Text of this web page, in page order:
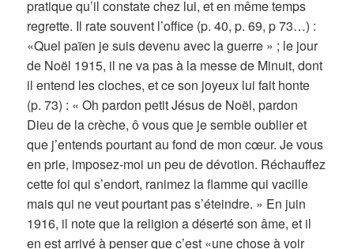
pratique qu’il constate chez lui, et en même temps
regrette. Il rate souvent l’office (p. 40, p. 69, p 73…) :
«Quel païen je suis devenu avec la guerre » ; le jour
de Noël 1915, il ne va pas à la messe de Minuit, dont
il entend les cloches, et ce son joyeux lui fait honte
(p. 73) : « Oh pardon petit Jésus de Noël, pardon
Dieu de la crèche, ô vous que je semble oublier et
que j’entends pourtant au fond de mon cœur. Je vous
en prie, imposez-moi un peu de dévotion. Réchauffez
cette foi qui s’endort, ranimez la flamme qui vacille
mais qui ne veut pourtant pas s’éteindre. » En juin
1916, il note que la religion a déserté son âme, et il
en est arrivé à penser que c’est «une chose à voir